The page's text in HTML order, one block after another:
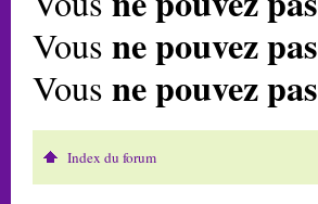
Vous ne pouvez pas
Vous ne pouvez pas
Index du forum